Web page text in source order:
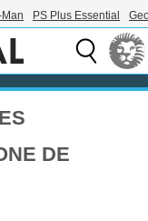
PS Plus Essential
DE